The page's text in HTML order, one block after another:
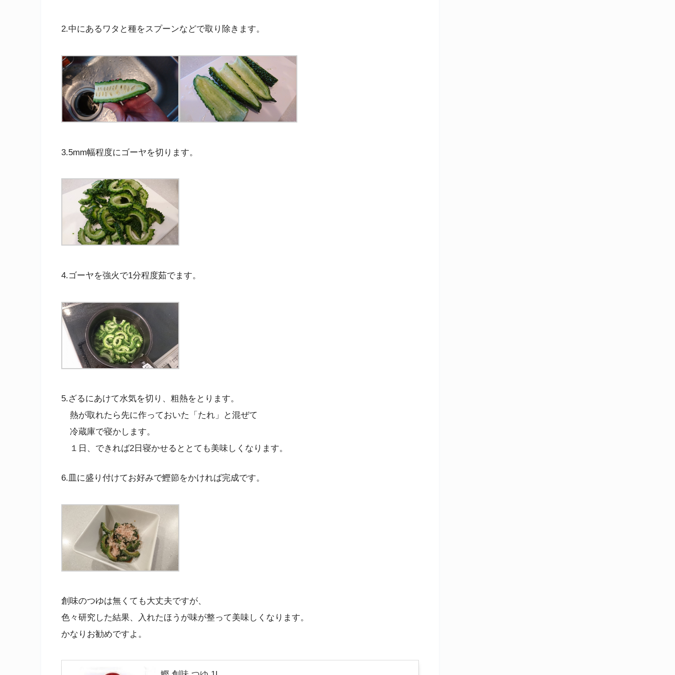
2.中にあるワタと種をスプーンなどで取り除きます。
3.5mm幅程度にゴーヤを切ります。
4.ゴーヤを強火で1分程度茹でます。
5.ざるにあけて水気を切り、粗熱をとります。
熱が取れたら先に作っておいた「たれ」と混ぜて
冷蔵庫で寝かします。
１日、できれば2日寝かせるととても美味しくなります。
6.皿に盛り付けてお好みで鰹節をかければ完成です。
創味のつゆは無くても大丈夫ですが、
色々研究した結果、入れたほうが味が整って美味しくなります。
かなりお勧めですよ。